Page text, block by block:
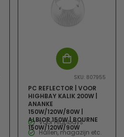
SKU: 807955
PC REFLECTOR | VOOR
HIGHBAY KALIK 200W |
ANANKE
150W/120W/80W |
ALBIOR 150W | BOURNE
150W/120W/90W
Voor Highbays
Hallen, magazijn etc.